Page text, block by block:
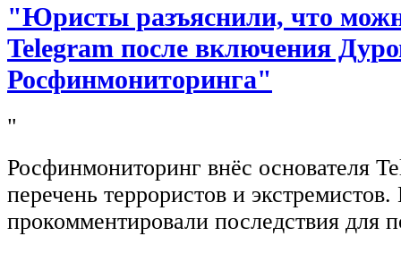
"Юристы разъяснили, что
Telegram после включения
Росфинмониторинга"
"
Росфинмониторинг внёс основателя
перечень террористов и
прокомментировали последствия для